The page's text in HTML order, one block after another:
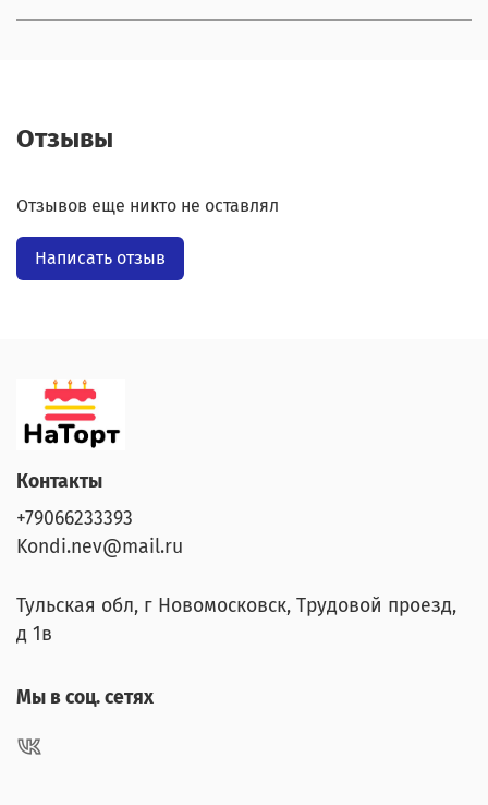
Отзывы
Отзывов еще никто не оставлял
Написать отзыв
Контакты
+79066233393
Kondi.nev@mail.ru
Тульская обл, г Новомосковск, Трудовой проезд,
д 1в
Мы в соц. сетях